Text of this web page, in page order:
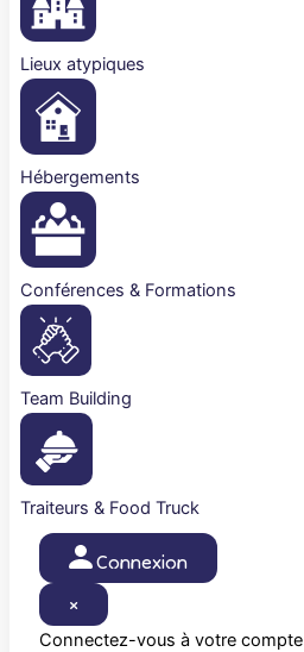
Lieux atypiques
Hébergements
Conférences & Formations
Team Building
Traiteurs & Food Truck
Connexion
×
Connectez-vous à votre compte